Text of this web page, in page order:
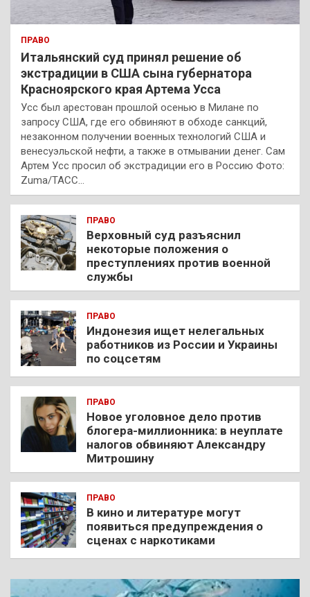
ПРАВО
Итальянский суд принял решение об
экстрадиции в США сына губернатора
Красноярского края Артема Усса
Усс был арестован прошлой осенью в Милане по
запросу США, где его обвиняют в обходе санкций,
незаконном получении военных технологий США и
венесуэльской нефти, а также в отмывании денег. Сам
Артем Усс просил об экстрадиции его в Россию Фото:
Zuma/ТАСС…
ПРАВО
Верховный суд разъяснил
некоторые положения о
преступлениях против военной
службы
ПРАВО
Индонезия ищет нелегальных
работников из России и Украины
по соцсетям
ПРАВО
Новое уголовное дело против
блогера-миллионника: в неуплате
налогов обвиняют Александру
Митрошину
ПРАВО
В кино и литературе могут
появиться предупреждения о
сценах с наркотиками